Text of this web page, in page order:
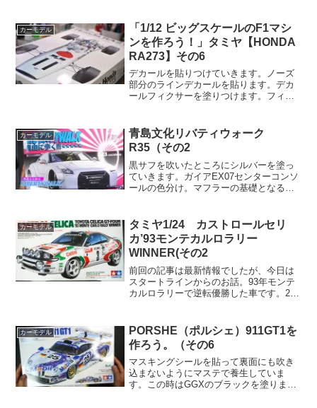
はタミヤのミディアムブルー。このミデ
ィアムブルーは両社ほぼ同...
カーモデル
「1/12 ビッグスケールのF1マシ
ンを作ろう！」タミヤ【HONDA
RA273】その6
デカールを貼りつけていきます。ノーズ
部分のラインデカールを貼ります。デカ
ールフィクサーを塗りつけます。フィク
しその反面曲面追従に弱い。張り付く力
が弱いのでこういったちょ...
カーモデル
青島文化リバティウォーク
R35（その2
黒サフを吹いたところにシルバーを塗っ
ていきます。ガイアEX07センターコンソ
ールの色分け。マフラーの基礎となるシ
シルバーを塗ってマフラー部をマスクし
ました。他の部分では...
カーモデル
タミヤ1/24 カストロールセリ
カ’93モンテカルロラリー
WINNER(その2
前回の記事は最新情報でしたが、今日は
スタートラインからのお話。93年モンテ
カルロラリーで逆転優勝した車です。2L
ST185ボディは流面形と言われたエディ
マーフィのC...
カーモデル
PORSHE（ポルシェ）911GT1を
作ろう。（その6
マスキングシールを貼って裏面にも吹き
込まないようにマステで養生していま
す。この時はGGXのブラックを塗りまし